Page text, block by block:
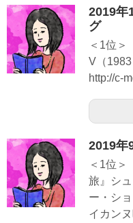
2019年
グ
＜1位＞
V（1983
http://c-
2019年
＜1位＞
旅』シ
ー・シ
イカン